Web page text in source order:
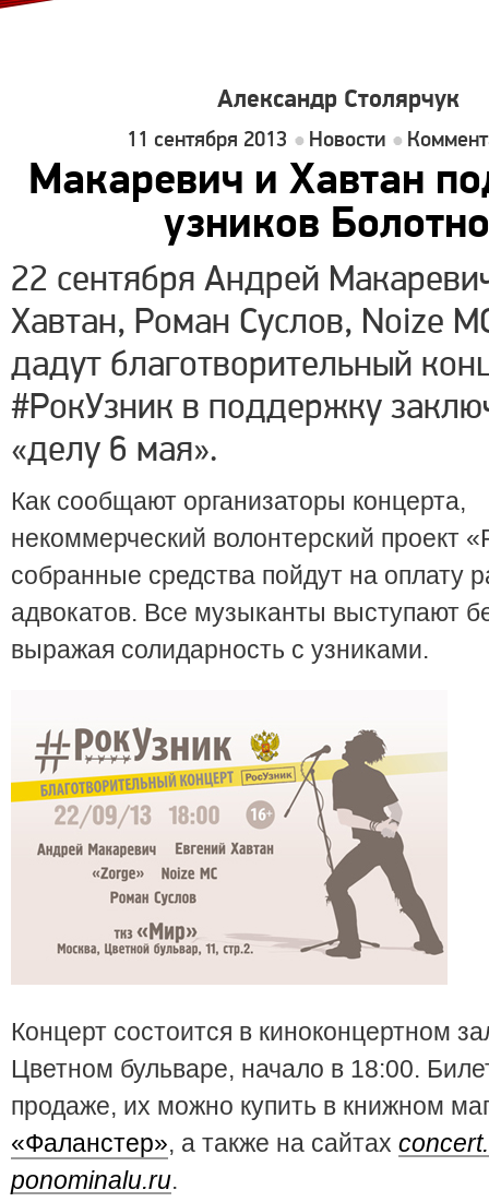
Александр Столярчук
11 сентября 2013 Новости
Макаревич и Хавтан
узников
22 сентября Андрей
Хавтан, Роман Суслов, Noize
дадут благотворительный
#РокУзник в поддержку
«делу 6 мая».
Как сообщают организаторы концерта,
некоммерческий волонтерский проект
собранные средства пойдут на оплату
адвокатов. Все музыканты выступают
выражая солидарность с узниками.
Концерт состоится в киноконцертном
Цветном бульваре, начало в 18:00.
продаже, их можно купить в книжном
«Фаланстер», а также на сайтах
ponominalu.ru.